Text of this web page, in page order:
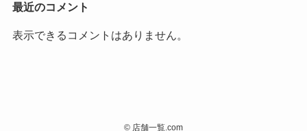
最近のコメント
表示できるコメントはありません。
© 店舗一覧.com